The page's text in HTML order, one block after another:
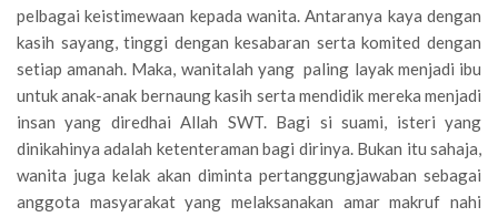
pelbagai keistimewaan kepada wanita. Antaranya kaya dengan
kasih sayang, tinggi dengan kesabaran serta komited dengan
setiap amanah. Maka, wanitalah yang paling layak menjadi ibu
untuk anak-anak bernaung kasih serta mendidik mereka menjadi
insan yang diredhai Allah SWT. Bagi si suami, isteri yang
dinikahinya adalah ketenteraman bagi dirinya. Bukan itu sahaja,
wanita juga kelak akan diminta pertanggungjawaban sebagai
anggota masyarakat yang melaksanakan amar makruf nahi